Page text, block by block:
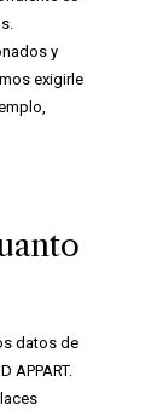
y
exigirle
datos de
APPART.